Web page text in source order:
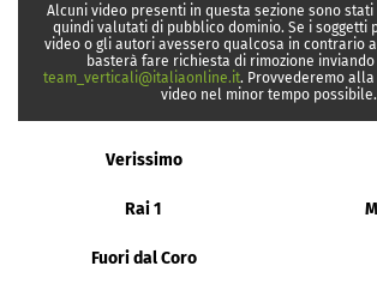
Alcuni video presenti in questa sezione sono
quindi valutati di pubblico dominio. Se i soggetti
video o gli autori avessero qualcosa in contrario
basterà fare richiesta di rimozione inviando
team_verticali@italiaonline.it. Provvederemo
video nel minor tempo possibile.
Verissimo
Rai 1
Fuori dal Coro